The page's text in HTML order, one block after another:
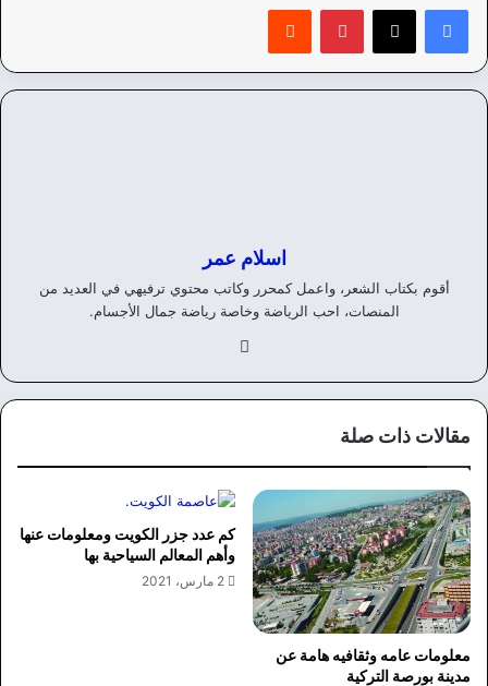
بينتيريست
اسلام عمر
أقوم بكتاب الشعر، واعمل كمحرر وكاتب محتوي ترفيهي في العديد من
المنصات، احب الرياضة وخاصة رياضة جمال الأجسام.
وك
مقالات ذات صلة
معلومات عامه وثقافيه هامة عن
مدينة بورصة التركية
كم عدد جزر الكويت ومعلومات عنها
وأهم المعالم السياحية بها
2 مارس، 2021